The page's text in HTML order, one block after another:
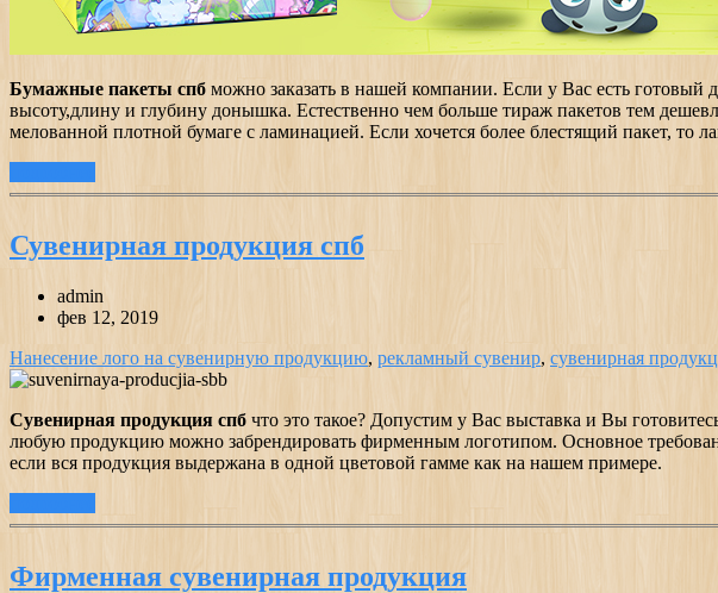
Бумажные пакеты спб можно заказать в нашей компании. Если у Вас есть готовый
высоту,длину и глубину донышка. Естественно чем больше тираж пакетов тем
мелованной плотной бумаге с ламинацией. Если хочется более блестящий пакет, то
Сувенирная продукция спб
admin
фев 12, 2019
Нанесение лого на сувенирную продукцию, рекламный сувенир, сувенирная
Сувенирная продукция спб что это такое? Допустим у Вас выставка и Вы
любую продукцию можно забрендировать фирменным логотипом. Основное
если вся продукция выдержана в одной цветовой гамме как на нашем примере.
Фирменная сувенирная продукция